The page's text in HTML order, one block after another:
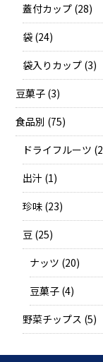
蓋付カップ (28)
袋 (24)
袋入りカップ (3)
豆菓子 (3)
食品別 (75)
ドライフルーツ
出汁 (1)
珍味 (23)
豆 (25)
ナッツ (20)
豆菓子 (4)
野菜チップス (5)